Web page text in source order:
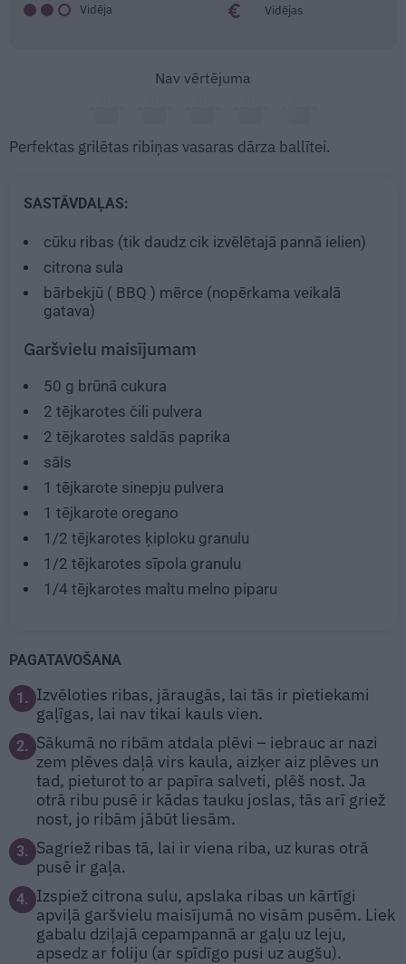
Vidēja Vidējas
Nav vērtējuma
Perfektas grilētas ribiņas vasaras dārza ballītei.
SASTĀVDAĻAS:
cūku ribas (tik daudz cik izvēlētajā pannā ielien)
citrona sula
bārbekjū ( BBQ ) mērce (nopērkama veikalā
gatava)
Garšvielu maisījumam
50 g brūnā cukura
2 tējkarotes čili pulvera
2 tējkarotes saldās paprika
sāls
1 tējkarote sinepju pulvera
1 tējkarote oregano
1/2 tējkarotes ķiploku granulu
1/2 tējkarotes sīpola granulu
1/4 tējkarotes maltu melno piparu
PAGATAVOŠANA
1. Izvēloties ribas, jāraugās, lai tās ir pietiekami
gaļīgas, lai nav tikai kauls vien.
2. Sākumā no ribām atdala plēvi – iebrauc ar nazi
zem plēves daļā virs kaula, aizķer aiz plēves un
tad, pieturot to ar papīra salveti, plēš nost. Ja
otrā ribu pusē ir kādas tauku joslas, tās arī griež
nost, jo ribām jābūt liesām.
3. Sagriež ribas tā, lai ir viena riba, uz kuras otrā
pusē ir gaļa.
4. Izspiež citrona sulu, apslaka ribas un kārtīgi
apviļā garšvielu maisījumā no visām pusēm. Liek
gabalu dziļajā cepampannā ar gaļu uz leju,
apsedz ar foliju (ar spīdīgo pusi uz augšu).